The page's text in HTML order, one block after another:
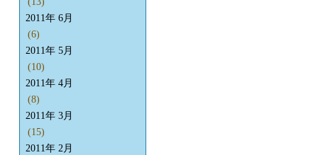
2011年 6月
(6)
2011年 5月
(10)
2011年 4月
(8)
2011年 3月
(15)
2011年 2月